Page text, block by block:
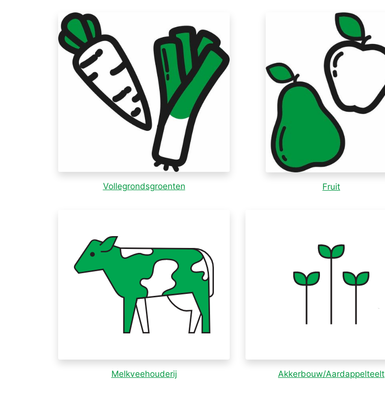
Vollegrondsgroenten Fruit
Melkveehouderij Akkerbouw/Aardappelteelt